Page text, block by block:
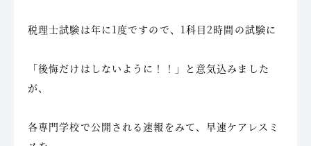
税理士試験は年に1度ですので、1科目2時間の試験に
「後悔だけはしないように！！」と意気込みました
が、
各専門学校で公開される速報をみて、早速ケアレスミ